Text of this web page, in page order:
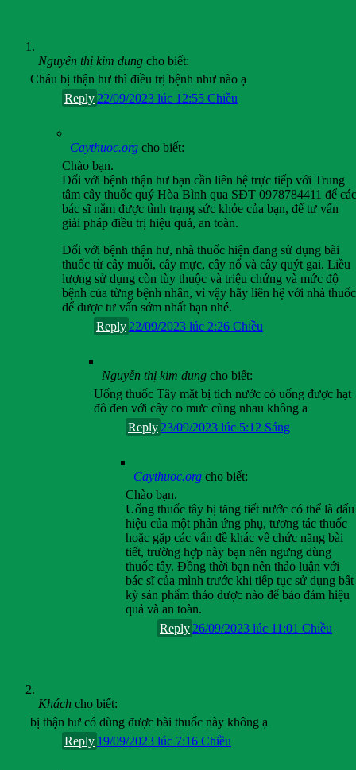
Nguyễn thị kim dung cho biết:
Cháu bị thận hư thì điều trị bệnh như nào ạ
22/09/2023 lúc 12:55 Chiều
Reply
Caythuoc.org cho biết:
Chào bạn.
Đối với bệnh thận hư bạn cần liên hệ trực tiếp với Trung
tâm cây thuốc quý Hòa Bình qua SĐT 0978784411 để các
bác sĩ nắm được tình trạng sức khỏe của bạn, để tư vấn
giải pháp điều trị hiệu quả, an toàn.
Đối với bệnh thận hư, nhà thuốc hiện đang sử dụng bài
thuốc từ cây muối, cây mực, cây nổ và cây quýt gai. Liều
lượng sử dụng còn tùy thuộc và triệu chứng và mức độ
bệnh của từng bệnh nhân, vì vậy hãy liên hệ với nhà thuốc
để được tư vấn sớm nhất bạn nhé.
22/09/2023 lúc 2:26 Chiều
Reply
Nguyễn thị kim dung cho biết:
Uống thuốc Tây mặt bị tích nước có uống được hạt
đô đen với cây co mưc cùng nhau không a
23/09/2023 lúc 5:12 Sáng
Reply
Caythuoc.org cho biết:
Chào bạn.
Uống thuốc tây bị tăng tiết nước có thể là dấu
hiệu của một phản ứng phụ, tương tác thuốc
hoặc gặp các vấn đề khác về chức năng bài
tiết, trường hợp này bạn nên ngưng dùng
thuốc tây. Đồng thời bạn nên thảo luận với
bác sĩ của mình trước khi tiếp tục sử dụng bất
kỳ sản phẩm thảo dược nào để bảo đảm hiệu
quả và an toàn.
26/09/2023 lúc 11:01 Chiều
Reply
Khách cho biết:
bị thận hư có dùng được bài thuốc này không ạ
19/09/2023 lúc 7:16 Chiều
Reply